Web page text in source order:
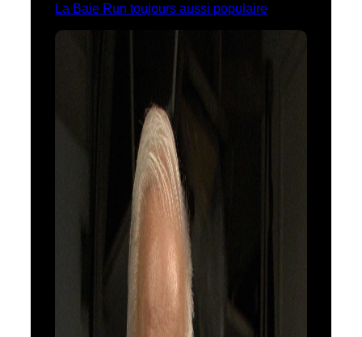
La Baie Run toujours aussi populaire